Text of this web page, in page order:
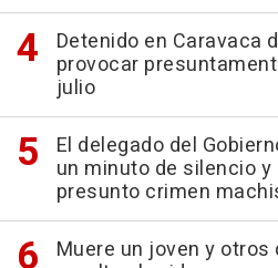
Detenido en Caravaca
provocar
julio
El delegado del
un minuto de silencio
presunto crimen
Muere un joven y